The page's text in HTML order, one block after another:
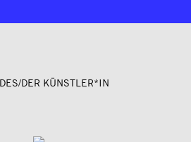
DER KÜNSTLER*IN